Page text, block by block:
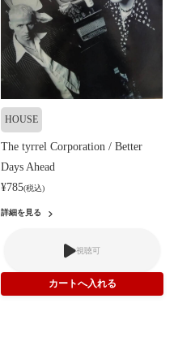
HOUSE
The tyrrel Corporation / Better
Days Ahead
¥785(税込)
詳細を見る
視聴可